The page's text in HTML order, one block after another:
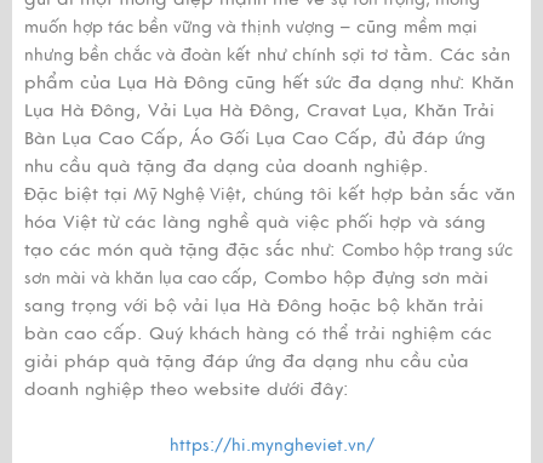
muốn hợp tác bền vững và thịnh vượng – cũng mềm mại
nhưng bền chắc và đoàn kết như chính sợi tơ tằm. Các sản
phẩm của Lụa Hà Đông cũng hết sức đa dạng như: Khăn
Lụa Hà Đông, Vải Lụa Hà Đông, Cravat Lụa, Khăn Trải
Bàn Lụa Cao Cấp, Áo Gối Lụa Cao Cấp, đủ đáp ứng
nhu cầu quà tặng đa dạng của doanh nghiệp.
Đặc biệt tại Mỹ Nghệ Việt, chúng tôi kết hợp bản sắc văn
hóa Việt từ các làng nghề quà việc phối hợp và sáng
tạo các món quà tặng đặc sắc như: Combo hộp trang sức
sơn mài và khăn lụa cao cấp, Combo hộp đựng sơn mài
sang trọng với bộ vải lụa Hà Đông hoặc bộ khăn trải
bàn cao cấp. Quý khách hàng có thể trải nghiệm các
giải pháp quà tặng đáp ứng đa dạng nhu cầu của
doanh nghiệp theo website dưới đây:
https://hi.myngheviet.vn/